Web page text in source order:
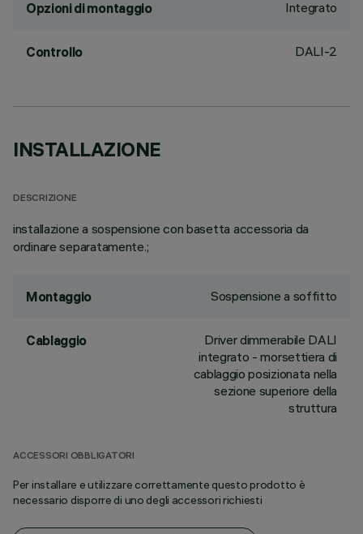
Opzioni di montaggio Integrato
Controllo DALI-2
INSTALLAZIONE
DESCRIZIONE
installazione a sospensione con basetta accessoria da
ordinare separatamente.;
Montaggio Sospensione a soffitto
Cablaggio
Driver dimmerabile DALI
integrato - morsettiera di
cablaggio posizionata nella
sezione superiore della
struttura
ACCESSORI OBBLIGATORI
Per installare e utilizzare correttamente questo prodotto è
necessario disporre di uno degli accessori richiesti